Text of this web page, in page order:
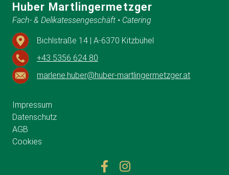
Huber Martlingermetzger
Fach- & Delikatessengeschäft • Catering
Bichlstraße 14 | A-6370 Kitzbühel
+43 5356 624 80
marlene.huber@huber-martlingermetzger.at
Impressum
Datenschutz
AGB
Cookies